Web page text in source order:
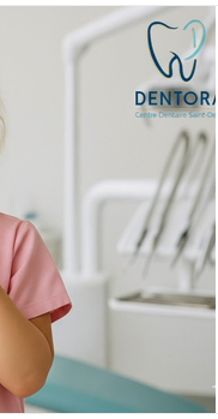
Parodontie